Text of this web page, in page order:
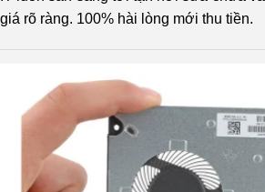
giá rõ ràng. 100% hài lòng mới thu tiền.